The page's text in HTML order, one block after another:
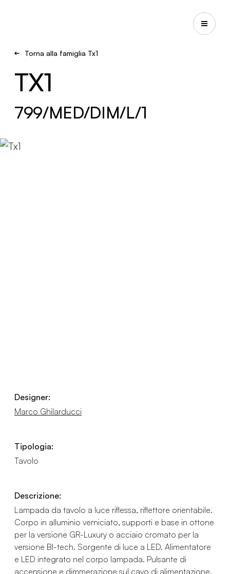
Torna alla famiglia Tx1
TX1
799/MED/DIM/L/1
Designer:
Marco Ghilarducci
Tipologia:
Tavolo
Descrizione:
Lampada da tavolo a luce riflessa, riflettore orientabile.
Corpo in alluminio verniciato, supporti e base in ottone
per la versione GR-Luxury o acciaio cromato per la
versione BI-tech. Sorgente di luce a LED. Alimentatore
e LED integrato nel corpo lampada. Pulsante di
accensione e dimmerazione sul cavo di alimentazione.